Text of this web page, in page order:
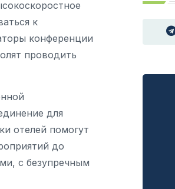
к
конференции
проводить
для
отелей помогут
до
с безупречным